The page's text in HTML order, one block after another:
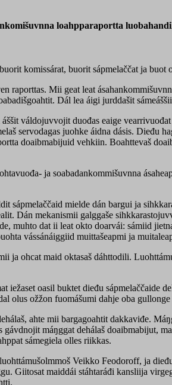
loahpparaportta
komissárat, buorit sápmelaččat ja buot
raporttas. Mii geat leat
Dál lea áigi jurddašit
váldojuvvojit duođas eaige
servodagas juohke áidna dásis. Dieđu
doaibmabijuid vehkiin. Boahttevaš
ja soabadankommišuvnna
sápmelaččaid mielde dán bargui ja
Dán mekanismii galggaše
muhto dat ii leat okto doarvái: sámiid
vássánáiggiid muittašeapmi ja
ja ohcat maid oktasaš dáhttodili.
iežaset oasil buktet dieđu sápmelaččaide
olus ožžon fuomášumi dahje oba gullonge
ahte mii bargagoahtit dakkaviđe.
máŋggat dehálaš doaibmabijut,
sámegiela olles riikkas.
Veikko Feodoroff, ja
Giitosat maiddái stáhtaráđi kansliija